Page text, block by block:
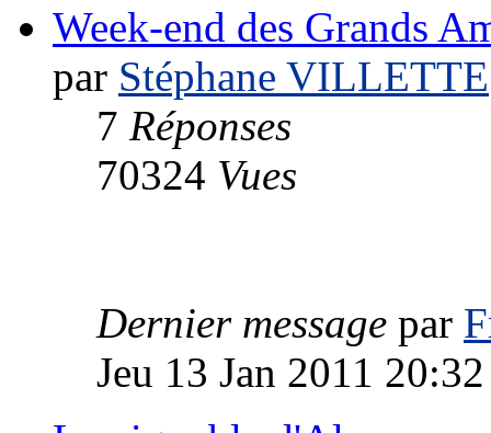
Week-end des Grands
par Stéphane VILLETTE
7 Réponses
70324 Vues
Dernier message par
Jeu 13 Jan 2011 20:32